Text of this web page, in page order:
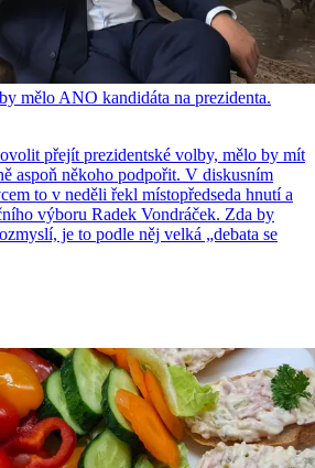
mělo ANO kandidáta na prezidenta.
přejít prezidentské volby, mělo by mít
aspoň někoho podpořit. V diskusním
to v neděli řekl místopředseda hnutí a
výboru Radek Vondráček. Zda by
je to podle něj velká „debata se